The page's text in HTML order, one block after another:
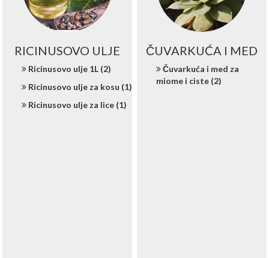
RICINUSOVO ULJE
Ricinusovo ulje 1L (2)
Ricinusovo ulje za kosu (1)
Ricinusovo ulje za lice (1)
ČUVARKUĆA I MED
Čuvarkuća i med za
miome i ciste (2)